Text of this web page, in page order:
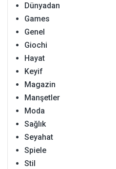
Dünyadan
Games
Genel
Giochi
Hayat
Keyif
Magazin
Manşetler
Moda
Sağlık
Seyahat
Spiele
Stil